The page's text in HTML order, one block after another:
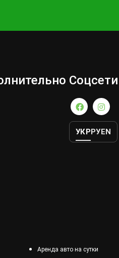
Соцсети
УКРРУEN
Аренда авто на сутки